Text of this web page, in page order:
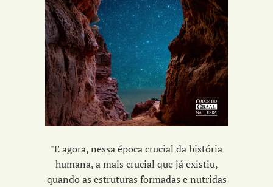
"E agora, nessa época crucial da história
humana, a mais crucial que já existiu,
quando as estruturas formadas e nutridas